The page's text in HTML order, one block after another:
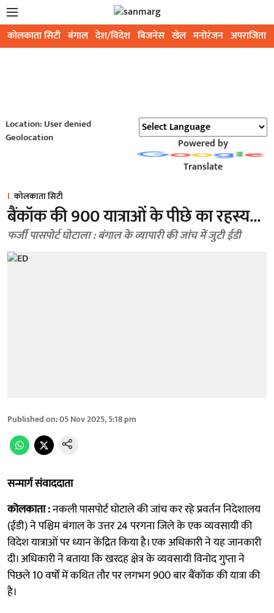
कोलकाता सिटी बंगाल देश/विदेश बिजनेस खेल मनोरंजन अपराजिता
Location: User denied
Geolocation
Powered by
Translate
कोलकाता सिटी
बैंकॉक की 900 यात्राओं के पीछे का रहस्य...
फर्जी पासपोर्ट घोटाला : बंगाल के व्यापारी की जांच में जुटी ईडी
Published on:05 Nov 2025, 5:18 pm
सन्मार्ग संवाददाता
कोलकाता :नकली पासपोर्ट घोटाले की जांच कर रहे प्रवर्तन निदेशालय
(ईडी) ने पश्चिम बंगाल के उत्तर 24 परगना जिले के एक व्यवसायी की
विदेश यात्राओं पर ध्यान केंद्रित किया है। एक अधिकारी ने यह जानकारी
दी। अधिकारी ने बताया कि खरदह क्षेत्र के व्यवसायी विनोद गुप्ता ने
पिछले 10 वर्षों में कथित तौर पर लगभग 900 बार बैंकॉक की यात्रा की
है।